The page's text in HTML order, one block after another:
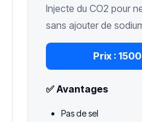
Injecte du CO2 pour
sans ajouter de
Prix :
✅ Avantages
Pas de sel